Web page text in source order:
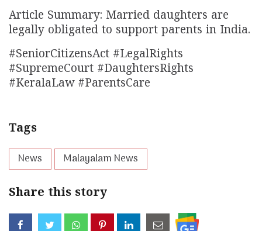
Article Summary: Married daughters are
legally obligated to support parents in India.
#SeniorCitizensAct #LegalRights
#SupremeCourt #DaughtersRights
#KeralaLaw #ParentsCare
Tags
News Malayalam News
Share this story